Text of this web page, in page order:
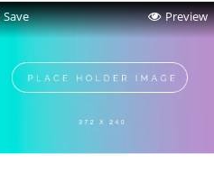
Save Preview